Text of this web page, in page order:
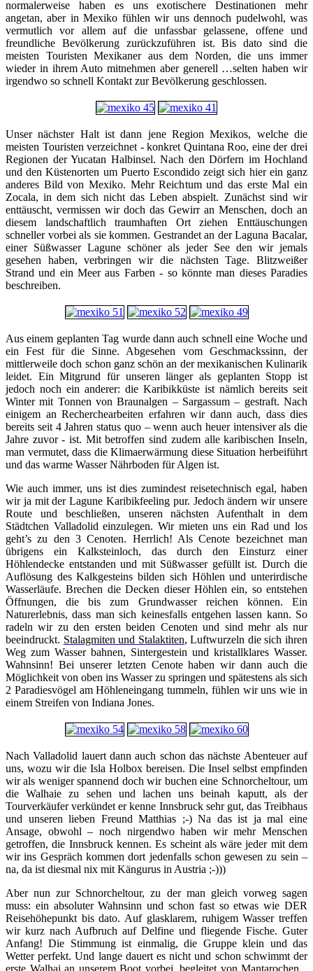
normalerweise haben es uns exotischere Destinationen mehr
angetan, aber in Mexiko fühlen wir uns dennoch pudelwohl, was
vermutlich vor allem auf die unfassbar gelassene, offene und
freundliche Bevölkerung zurückzuführen ist. Bis dato sind die
meisten Touristen Mexikaner aus dem Norden, die uns immer
wieder in ihrem Auto mitnehmen aber generell …selten haben wir
irgendwo so schnell Kontakt zur Bevölkerung geschlossen.
Unser nächster Halt ist dann jene Region Mexikos, welche die
meisten Touristen verzeichnet - konkret Quintana Roo, eine der drei
Regionen der Yucatan Halbinsel. Nach den Dörfern im Hochland
und den Küstenorten um Puerto Escondido zeigt sich hier ein ganz
anderes Bild von Mexiko. Mehr Reichtum und das erste Mal ein
Zocala, in dem sich nicht das Leben abspielt. Zunächst sind wir
enttäuscht, vermissen wir doch das Gewirr an Menschen, doch an
diesem landschaftlich traumhaften Ort ziehen Enttäuschungen
schneller vorbei als sie kommen. Gestrandet an der Laguna Bacalar,
einer Süßwasser Lagune schöner als jeder See den wir jemals
gesehen haben, verbringen wir die nächsten Tage. Blitzweißer
Strand und ein Meer aus Farben - so könnte man dieses Paradies
beschreiben.
Aus einem geplanten Tag wurde dann auch schnell eine Woche und
ein Fest für die Sinne. Abgesehen vom Geschmackssinn, der
mittlerweile doch schon ganz schön an der mexikanischen Kulinarik
leidet. Ein Mitgrund für unseren länger als geplanten Stopp ist
jedoch noch ein anderer: die Karibikküste ist nämlich bereits seit
Winter mit Tonnen von Braunalgen – Sargassum – gestraft. Nach
einigem an Recherchearbeiten erfahren wir dann auch, dass dies
bereits seit 4 Jahren status quo – wenn auch heuer intensiver als die
Jahre zuvor - ist. Mit betroffen sind zudem alle karibischen Inseln,
man vermutet, dass die Klimaerwärmung diese Situation herbeiführt
und das warme Wasser Nährboden für Algen ist.
Wie auch immer, uns ist dies zumindest reisetechnisch egal, haben
wir ja mit der Lagune Karibikfeeling pur. Jedoch ändern wir unsere
Route und beschließen, unseren nächsten Aufenthalt in dem
Städtchen Valladolid einzulegen. Wir mieten uns ein Rad und los
geht’s zu den 3 Cenoten. Herrlich! Als Cenote bezeichnet man
übrigens ein Kalksteinloch, das durch den Einsturz einer
Höhlendecke entstanden und mit Süßwassergefüllt ist. Durch die
Auflösung des Kalkgesteins bilden sich Höhlen und unterirdische
Wasserläufe. Brechen die Decken dieser Höhlen ein, so entstehen
Öffnungen, die bis zum Grundwasser reichen können. Ein
Naturerlebnis, dass man sich keinesfalls entgehen lassen kann. So
radeln wir zu den ersten beiden Cenoten und sind mehr als nur
beeindruckt. Stalagmiten und Stalaktiten, Luftwurzeln die sich ihren
Weg zum Wasser bahnen, Sintergestein und kristallklares Wasser.
Wahnsinn! Bei unserer letzten Cenote haben wir dann auch die
Möglichkeit von oben ins Wasser zu springen und spätestens als sich
2 Paradiesvögel am Höhleneingang tummeln, fühlen wir uns wie in
einem Streifen von Indiana Jones.
Nach Valladolid lauert dann auch schon das nächste Abenteuer auf
uns, wozu wir die Isla Holbox bereisen. Die Insel selbst empfinden
wir als weniger spannend doch wir buchen eine Schnorcheltour, um
die Walhaie zu sehen und lachen uns beinah kaputt, als der
Tourverkäufer verkündet er kenne Innsbruck sehr gut, das Treibhaus
und unseren lieben Freund Matthias ;-) Na das ist ja mal eine
Ansage, obwohl – noch nirgendwo haben wir mehr Menschen
getroffen, die Innsbruck kennen. Es scheint als wäre jeder mit dem
wir ins Gespräch kommen dort jedenfalls schon gewesen zu sein –
na, da ist diesmal nix mit Kängurus in Austria ;-)))
Aber nun zur Schnorcheltour, zu der man gleich vorweg sagen
muss: ein absoluter Wahnsinn und schon fast so etwas wie DER
Reisehöhepunkt bis dato. Auf glasklarem, ruhigem Wasser treffen
wir kurz nach Aufbruch auf Delfine und fliegende Fische. Guter
Anfang! Die Stimmung ist einmalig, die Gruppe klein und das
Wetter perfekt. Und lange dauert es nicht und schon schwimmt der